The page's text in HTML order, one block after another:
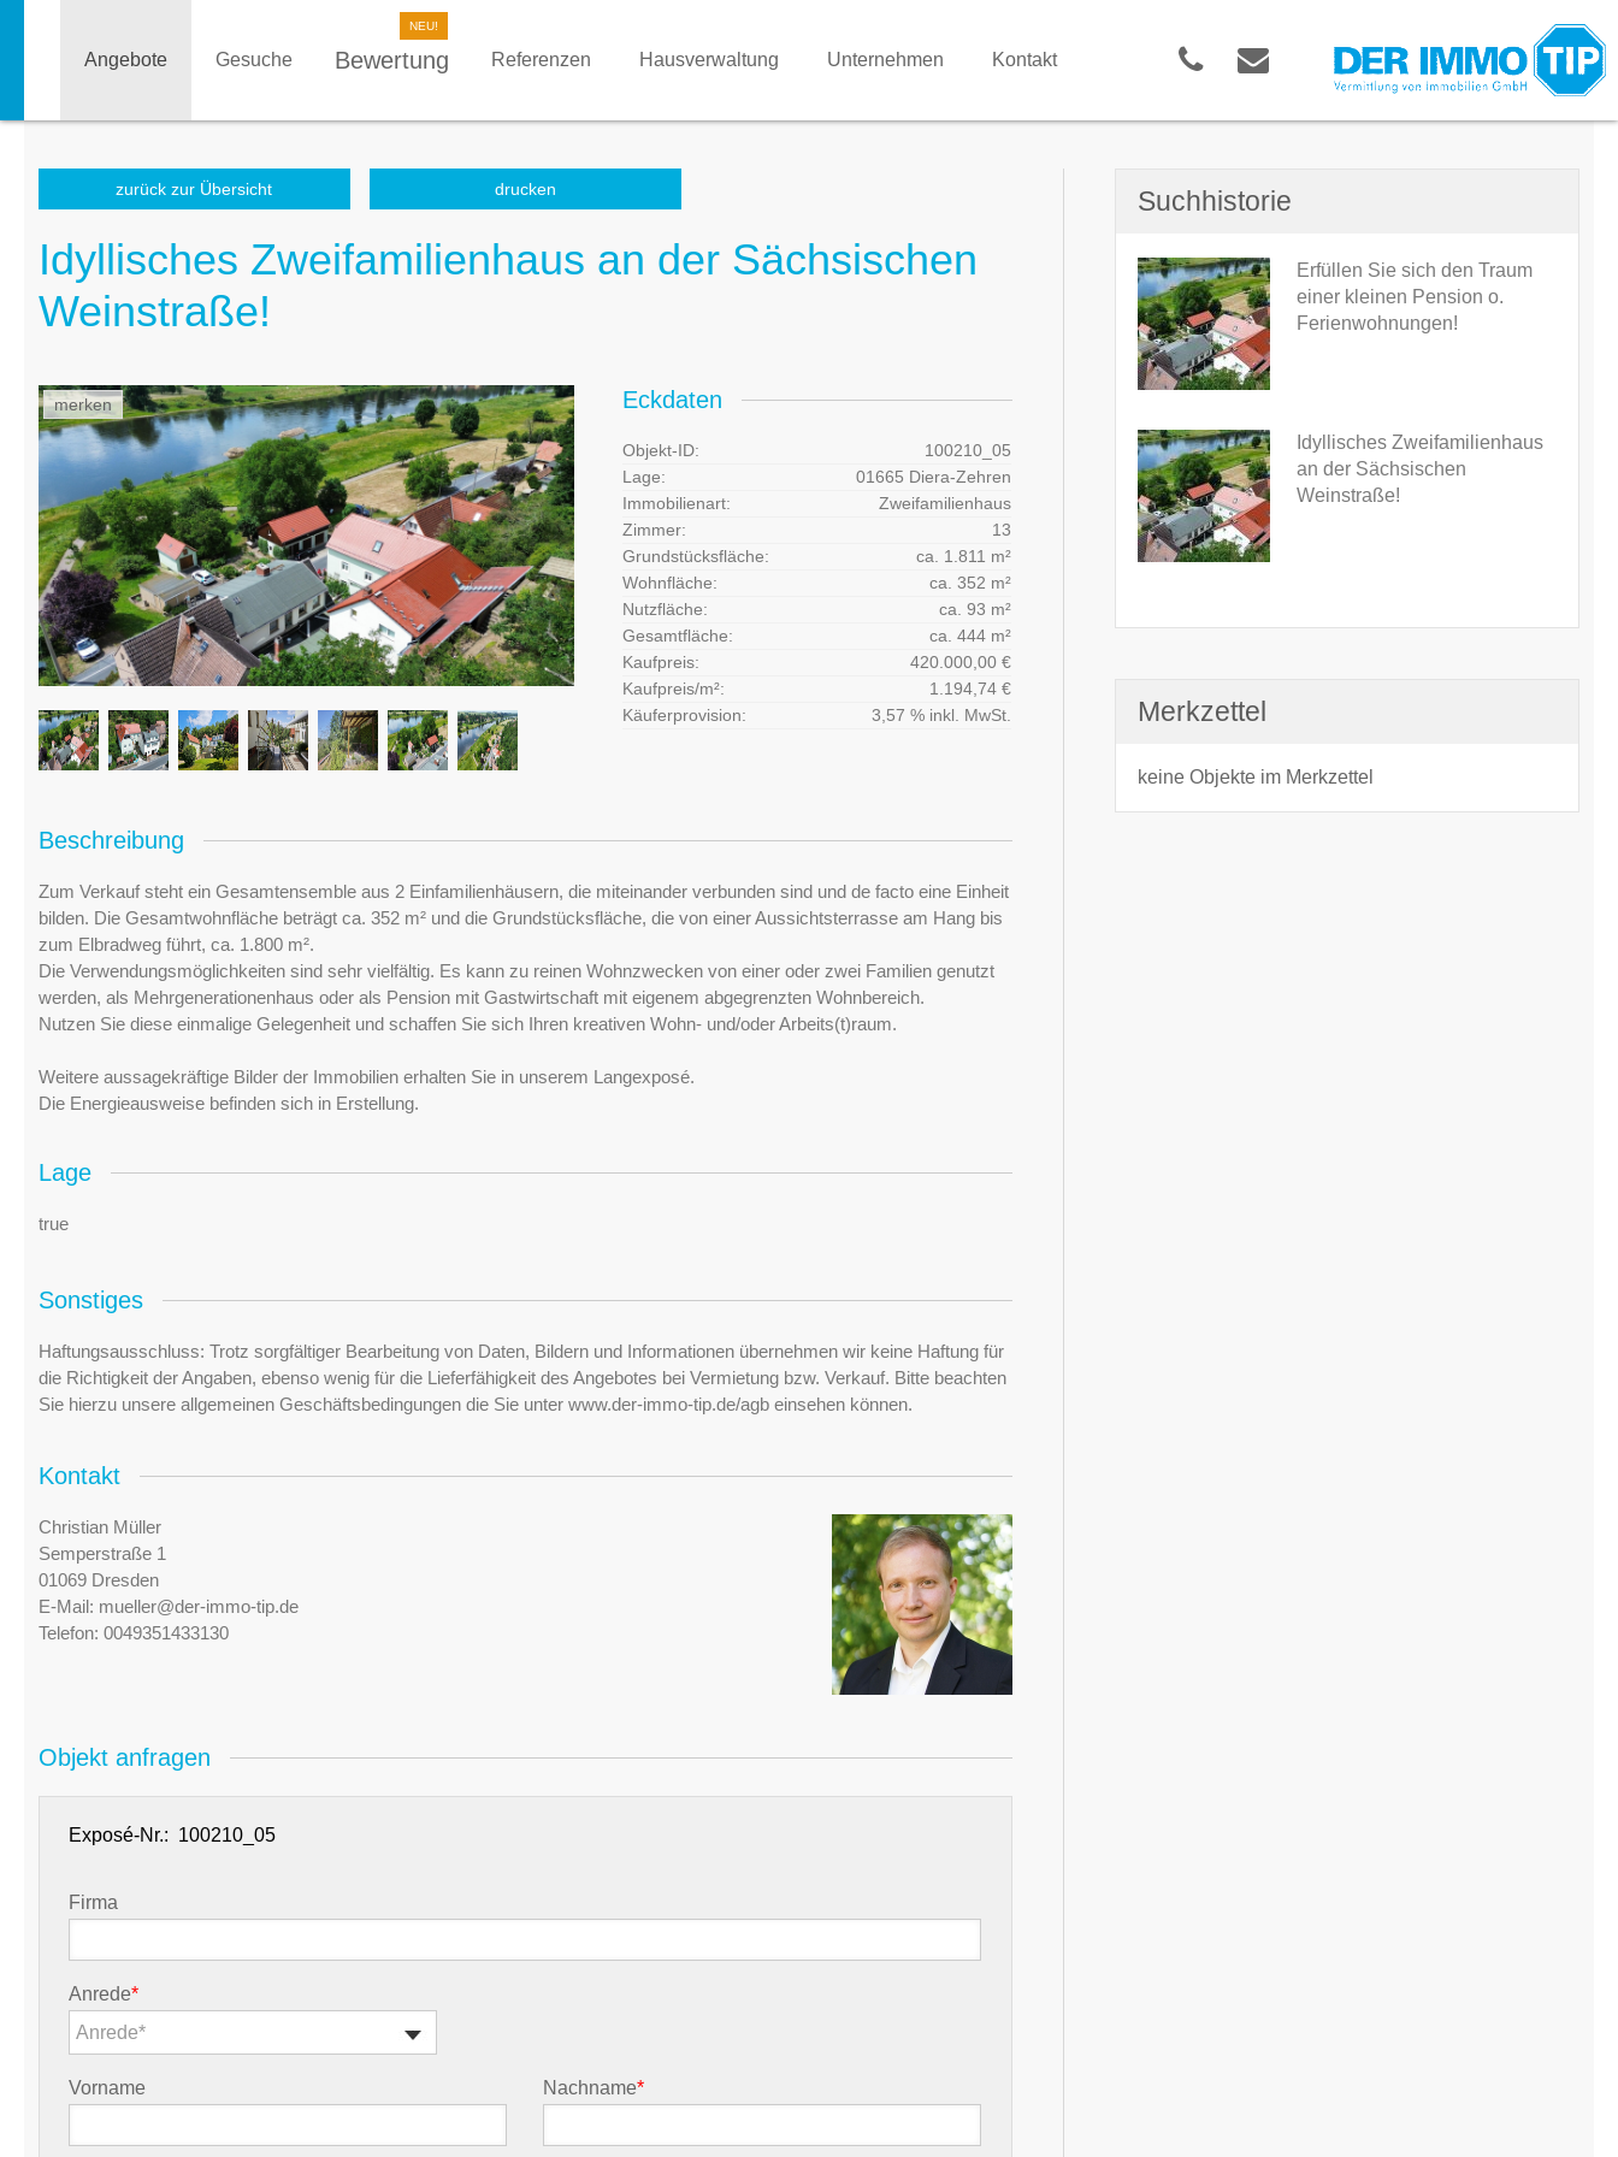
Angebote Gesuche Bewertung Referenzen Hausverwaltung Unternehmen Kontakt
zurück zur Übersicht drucken
Idyllisches Zweifamilienhaus an der Sächsischen
Weinstraße!
merken Eckdaten
Objekt-ID:
100210_05
Lage:
01665 Diera-Zehren
Immobilienart:
Zweifamilienhaus
Zimmer:
13
Grundstücksfläche:
ca. 1.811 m²
Wohnfläche:
ca. 352 m²
Nutzfläche:
ca. 93 m²
Gesamtfläche:
ca. 444 m²
Kaufpreis:
420.000,00 €
Kaufpreis/m²:
1.194,74 €
Käuferprovision:
3,57 % inkl. MwSt.
Beschreibung
Zum Verkauf steht ein Gesamtensemble aus 2 Einfamilienhäusern, die miteinander verbunden sind und de facto eine Einheit
bilden. Die Gesamtwohnfläche beträgt ca. 352 m² und die Grundstücksfläche, die von einer Aussichtsterrasse am Hang bis
zum Elbradweg führt, ca. 1.800 m².
Die Verwendungsmöglichkeiten sind sehr vielfältig. Es kann zu reinen Wohnzwecken von einer oder zwei Familien genutzt
werden, als Mehrgenerationenhaus oder als Pension mit Gastwirtschaft mit eigenem abgegrenzten Wohnbereich.
Nutzen Sie diese einmalige Gelegenheit und schaffen Sie sich Ihren kreativen Wohn- und/oder Arbeits(t)raum.
Weitere aussagekräftige Bilder der Immobilien erhalten Sie in unserem Langexposé.
Die Energieausweise befinden sich in Erstellung.
Lage
true
Sonstiges
Haftungsausschluss: Trotz sorgfältiger Bearbeitung von Daten, Bildern und Informationen übernehmen wir keine Haftung für
die Richtigkeit der Angaben, ebenso wenig für die Lieferfähigkeit des Angebotes bei Vermietung bzw. Verkauf. Bitte beachten
Sie hierzu unsere allgemeinen Geschäftsbedingungen die Sie unter www.der-immo-tip.de/agb einsehen können.
Kontakt
Christian Müller
Semperstraße 1
01069 Dresden
E-Mail: mueller@der-immo-tip.de
Telefon: 0049351433130
Objekt anfragen
Exposé-Nr.:
Firma
Anrede*
Anrede*
Vorname Nachname*
Suchhistorie
Erfüllen Sie sich den Traum
einer kleinen Pension o.
Ferienwohnungen!
Idyllisches Zweifamilienhaus
an der Sächsischen
Weinstraße!
Merkzettel
keine Objekte im Merkzettel